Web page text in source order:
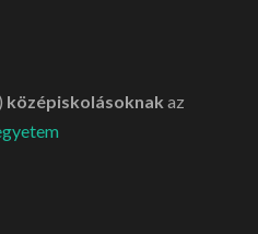
középiskolásoknak az